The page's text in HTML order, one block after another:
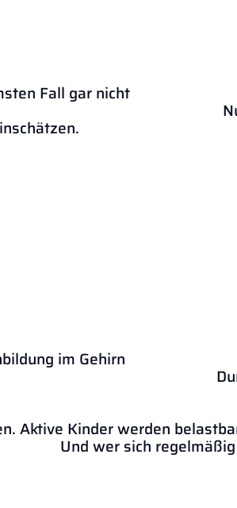
Fall gar nicht
im Gehirn
Aktive Kinder werden